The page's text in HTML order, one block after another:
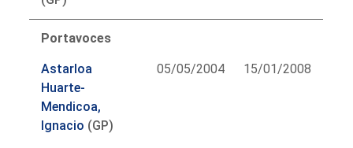
Portavoces
Astarloa
Huarte-
Mendicoa,
Ignacio (GP)
05/05/2004 15/01/2008